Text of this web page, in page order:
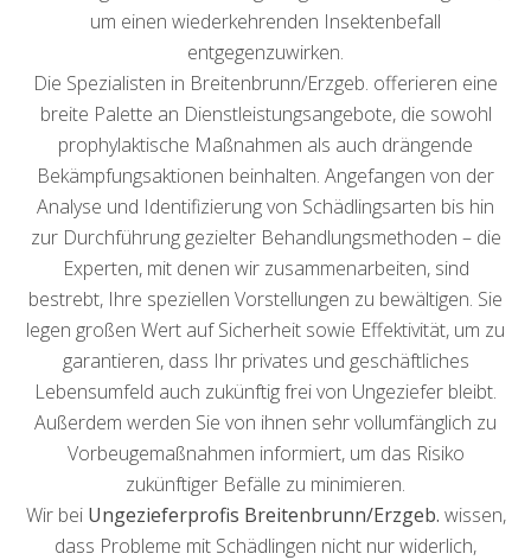
um einen wiederkehrenden Insektenbefall
entgegenzuwirken.
Die Spezialisten in Breitenbrunn/Erzgeb. offerieren eine
breite Palette an Dienstleistungsangebote, die sowohl
prophylaktische Maßnahmen als auch drängende
Bekämpfungsaktionen beinhalten. Angefangen von der
Analyse und Identifizierung von Schädlingsarten bis hin
zur Durchführung gezielter Behandlungsmethoden – die
Experten, mit denen wir zusammenarbeiten, sind
bestrebt, Ihre speziellen Vorstellungen zu bewältigen. Sie
legen großen Wert auf Sicherheit sowie Effektivität, um zu
garantieren, dass Ihr privates und geschäftliches
Lebensumfeld auch zukünftig frei von Ungeziefer bleibt.
Außerdem werden Sie von ihnen sehr vollumfänglich zu
Vorbeugemaßnahmen informiert, um das Risiko
zukünftiger Befälle zu minimieren.
Wir bei Ungezieferprofis Breitenbrunn/Erzgeb. wissen,
dass Probleme mit Schädlingen nicht nur widerlich,